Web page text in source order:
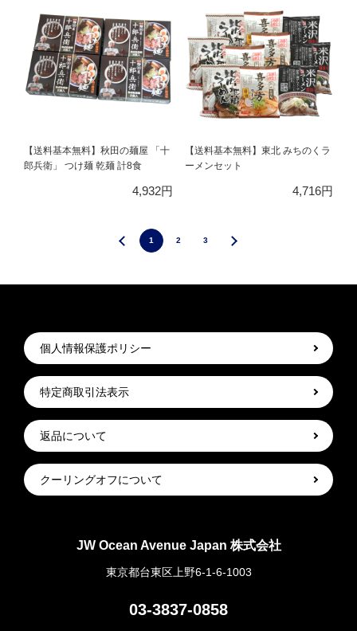
【送料基本無料】秋田の麺屋 「十
郎兵衛」 つけ麺 乾麺 計8食
4,932円
【送料基本無料】東北 みちのくラ
ーメンセット
4,716円
1 2 3
個人情報保護ポリシー
特定商取引法表示
返品について
クーリングオフについて
JW Ocean Avenue Japan 株式会社
東京都台東区上野6-1-6-1003
03-3837-0858